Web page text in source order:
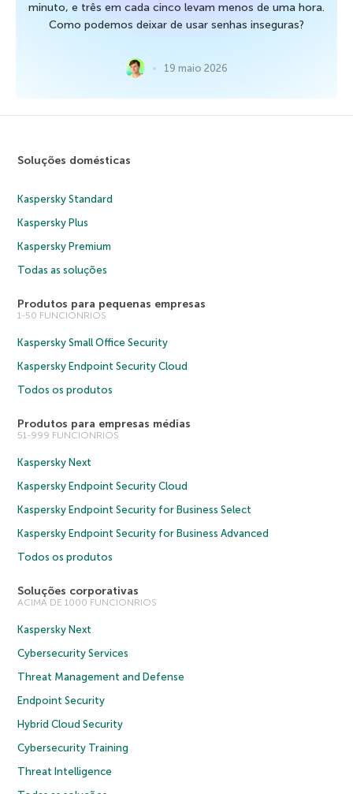
minuto, e três em cada cinco levam menos de uma hora.
Como podemos deixar de usar senhas inseguras?
19 maio 2026
Soluções domésticas
Kaspersky Standard
Kaspersky Plus
Kaspersky Premium
Todas as soluções
Produtos para pequenas empresas
1-50 FUNCIONRIOS
Kaspersky Small Office Security
Kaspersky Endpoint Security Cloud
Todos os produtos
Produtos para empresas médias
51-999 FUNCIONRIOS
Kaspersky Next
Kaspersky Endpoint Security Cloud
Kaspersky Endpoint Security for Business Select
Kaspersky Endpoint Security for Business Advanced
Todos os produtos
Soluções corporativas
ACIMA DE 1000 FUNCIONRIOS
Kaspersky Next
Cybersecurity Services
Threat Management and Defense
Endpoint Security
Hybrid Cloud Security
Cybersecurity Training
Threat Intelligence